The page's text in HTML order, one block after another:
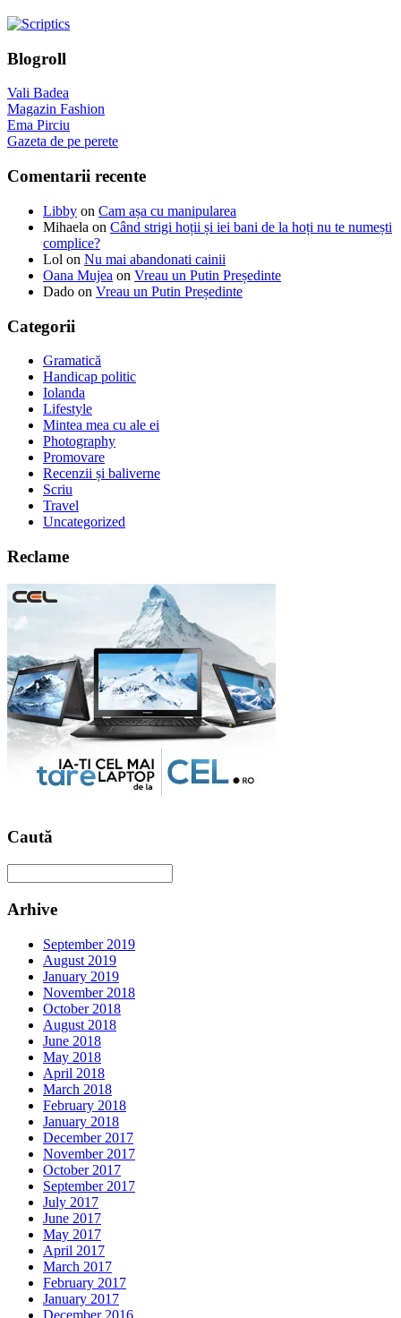
Blogroll
Vali Badea
Magazin Fashion
Ema Pirciu
Gazeta de pe perete
Comentarii recente
Libby on Cam așa cu manipularea
Mihaela on Când strigi hoții și iei bani de la hoți nu te numești
complice?
Lol on Nu mai abandonati cainii
Oana Mujea on Vreau un Putin Președinte
Dado on Vreau un Putin Președinte
Categorii
Gramatică
Handicap politic
Iolanda
Lifestyle
Mintea mea cu ale ei
Photography
Promovare
Recenzii și baliverne
Scriu
Travel
Uncategorized
Reclame
Caută
Arhive
September 2019
August 2019
January 2019
November 2018
October 2018
August 2018
June 2018
May 2018
April 2018
March 2018
February 2018
January 2018
December 2017
November 2017
October 2017
September 2017
July 2017
June 2017
May 2017
April 2017
March 2017
February 2017
January 2017
December 2016